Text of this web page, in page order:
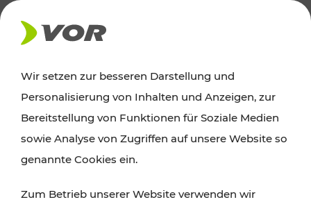
AKTUELLES
News
Alle wichtigen Meldungen zu Fahrplanänderungen,
finden Sie hier im Überblick.
Wir setzen zur besseren Darstellung und
Personalisierung von Inhalten und Anzeigen, zur
Bereitstellung von Funktionen für Soziale Medien
sowie Analyse von Zugriffen auf unsere Website so
genannte Cookies ein.
Zum Betrieb unserer Website verwenden wir